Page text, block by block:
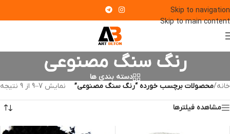
Skip to navigation
Skip to main content
رنگ سنگ مصنوعی
دسته بندی ها
خانه/محصولات برچسب خورده “رنگ سنگ مصنوعی” نمایش 7–9 از 9 نتیجه
مشاهده فیلترها